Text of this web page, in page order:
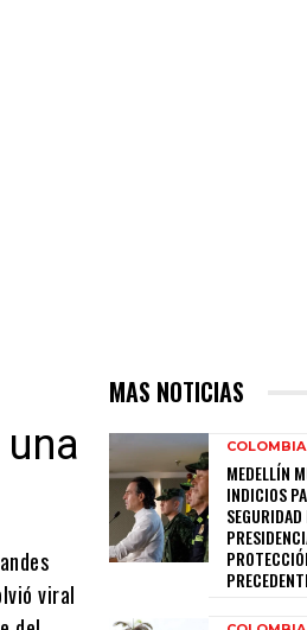
viral
MAS NOTICIAS
COLOMBIA
MEDELLÍN
INDICIOS